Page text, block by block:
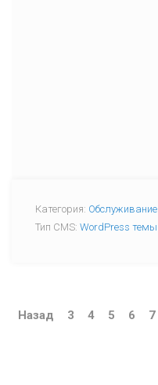
Категория: Обслуживание
Тип CMS: WordPress темы
Назад 3 4 5 6 7